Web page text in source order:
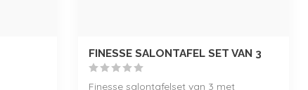
FINESSE SALONTAFEL SET VAN 3
Finesse salontafelset van 3 met